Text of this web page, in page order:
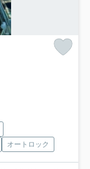
オートロック